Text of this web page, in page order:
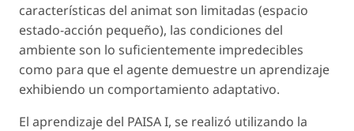
características del animat son limitadas (espacio
estado-acción pequeño), las condiciones del
ambiente son lo suficientemente impredecibles
como para que el agente demuestre un aprendizaje
exhibiendo un comportamiento adaptativo.
El aprendizaje del PAISA I, se realizó utilizando la